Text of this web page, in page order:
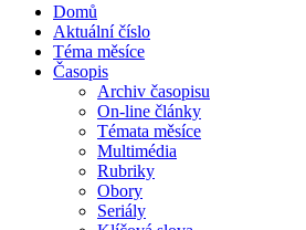
Domů
Aktuální číslo
Téma měsíce
Časopis
Archiv časopisu
On-line články
Témata měsíce
Multimédia
Rubriky
Obory
Seriály